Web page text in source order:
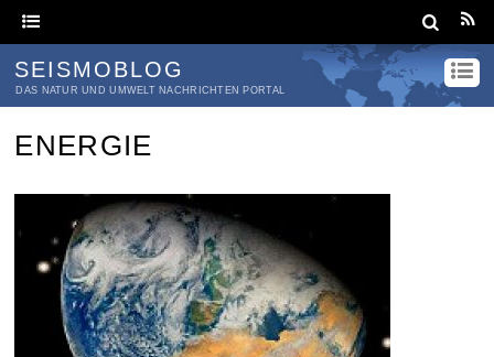
SEISMOBLOG
DAS NATUR UND UMWELT NACHRICHTEN PORTAL
ENERGIE